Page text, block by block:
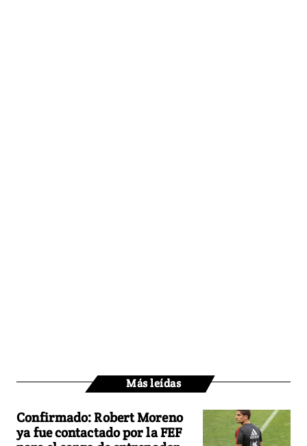
Más leídas
Confirmado: Robert Moreno
ya fue contactado por la FEF